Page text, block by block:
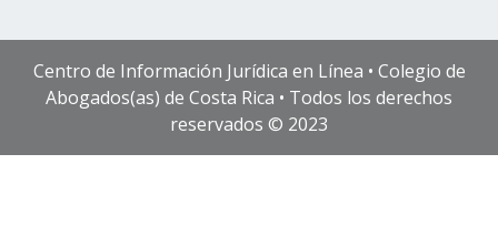
Centro de Información Jurídica en Línea • Colegio de
Abogados(as) de Costa Rica • Todos los derechos
reservados © 2023